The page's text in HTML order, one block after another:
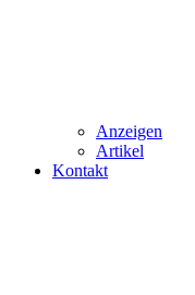
Anzeigen
Artikel
Kontakt